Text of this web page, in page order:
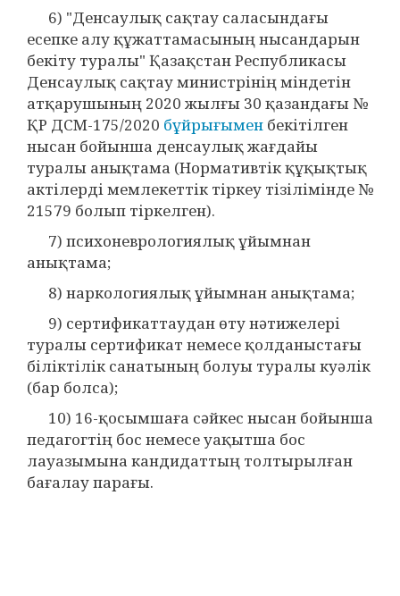
6) "Денсаулық сақтау саласындағы
есепке алу құжаттамасының нысандарын
бекіту туралы" Қазақстан Республикасы
Денсаулық сақтау министрінің міндетін
атқарушының 2020 жылғы 30 қазандағы №
ҚР ДСМ-175/2020 бұйрығымен бекітілген
нысан бойынша денсаулық жағдайы
туралы анықтама (Нормативтік құқықтық
актілерді мемлекеттік тіркеу тізілімінде №
21579 болып тіркелген).
7) психоневрологиялық ұйымнан
анықтама;
8) наркологиялық ұйымнан анықтама;
9) сертификаттаудан өту нәтижелері
туралы сертификат немесе қолданыстағы
біліктілік санатының болуы туралы куәлік
(бар болса);
10) 16-қосымшаға сәйкес нысан бойынша
педагогтің бос немесе уақытша бос
лауазымына кандидаттың толтырылған
бағалау парағы.